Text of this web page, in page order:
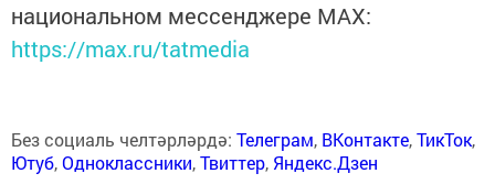
национальном мессенджере MАХ:
https://max.ru/tatmedia
Без социаль челтәрләрдә: Телеграм, ВКонтакте,ТикТок,
Ютуб,Одноклассники,Твиттер, Яндекс.Дзен